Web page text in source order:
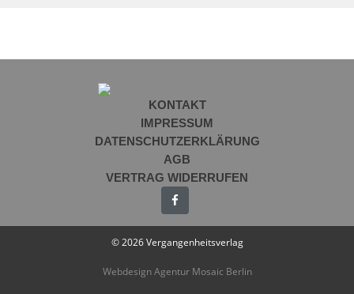
KONTAKT
IMPRESSUM
DATENSCHUTZERKLÄRUNG
AGB
VERTRAG WIDERRUFEN
© 2026 Vergangenheitsverlag
Webdesign Agentur Mosaic Berlin